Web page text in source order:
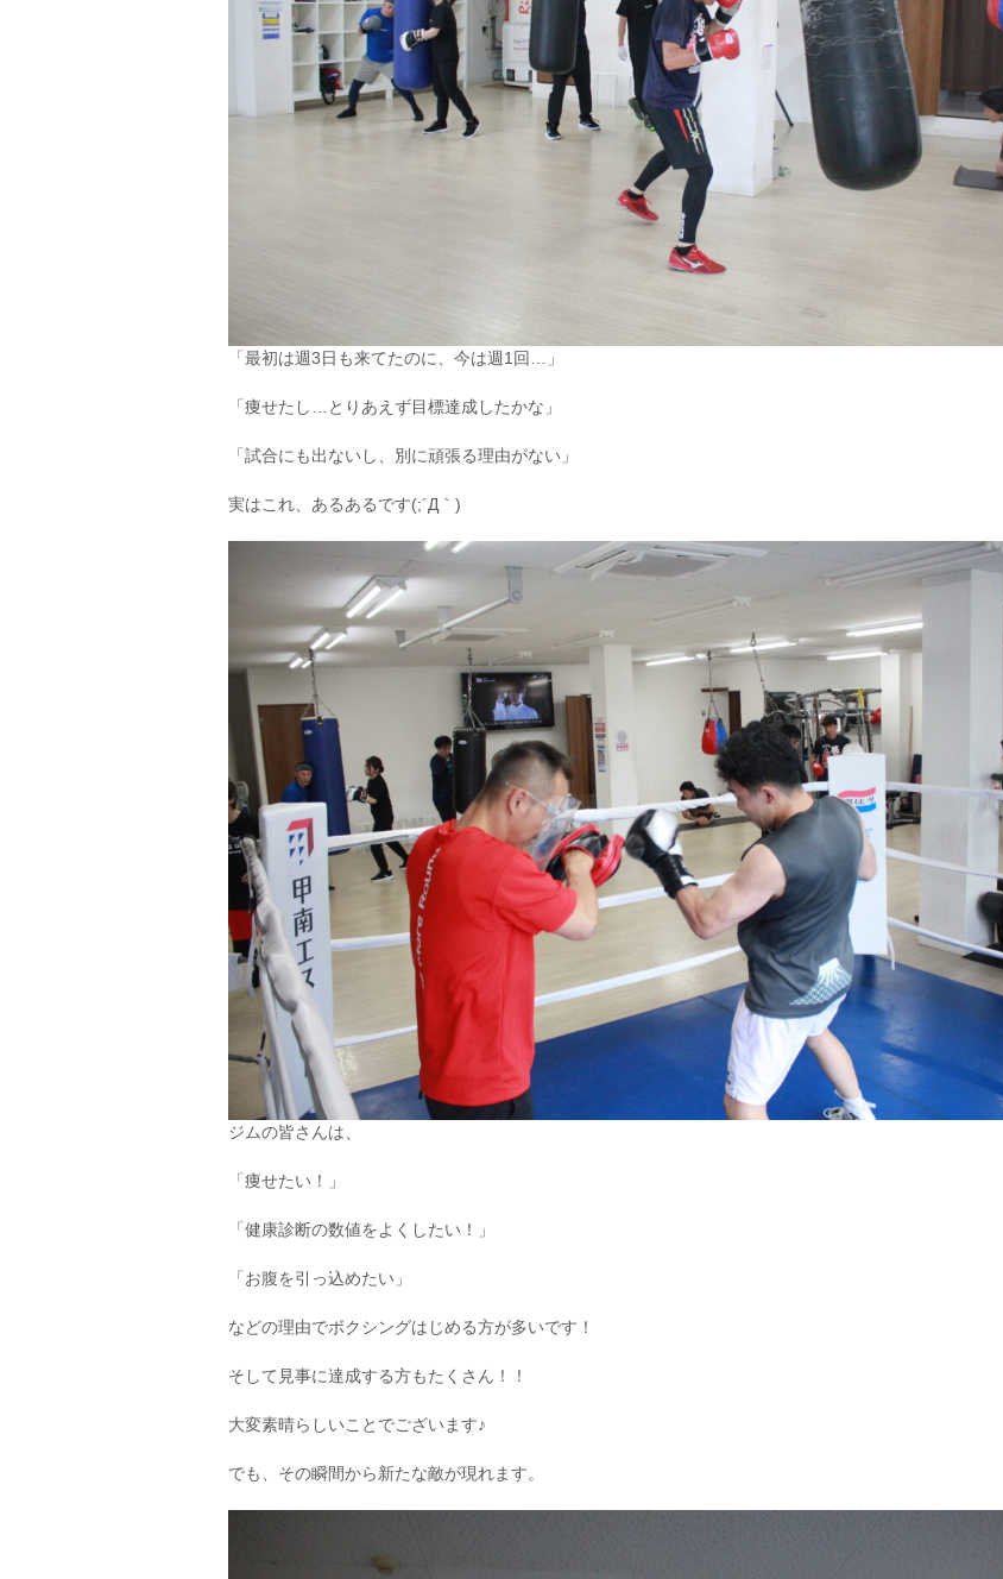
「最初は週3日も来てたのに、今は週1回…」
「痩せたし…とりあえず目標達成したかな」
「試合にも出ないし、別に頑張る理由がない」
実はこれ、あるあるです(;´Д｀)
ジムの皆さんは、
「痩せたい！」
「健康診断の数値をよくしたい！」
「お腹を引っ込めたい」
などの理由でボクシングはじめる方が多いです！
そして見事に達成する方もたくさん！！
大変素晴らしいことでございます♪
でも、その瞬間から新たな敵が現れます。